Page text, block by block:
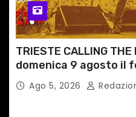
TRIESTE CALLING
domenica 9 agosto il
dedicato a Springsteen
Ago 5, 2026